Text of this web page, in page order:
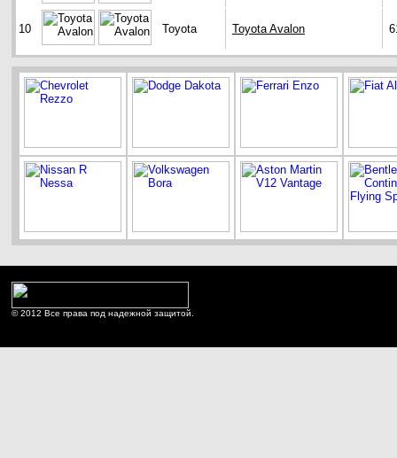
10 Toyota Toyota Avalon
© 2012 Все права под надежной защитой.